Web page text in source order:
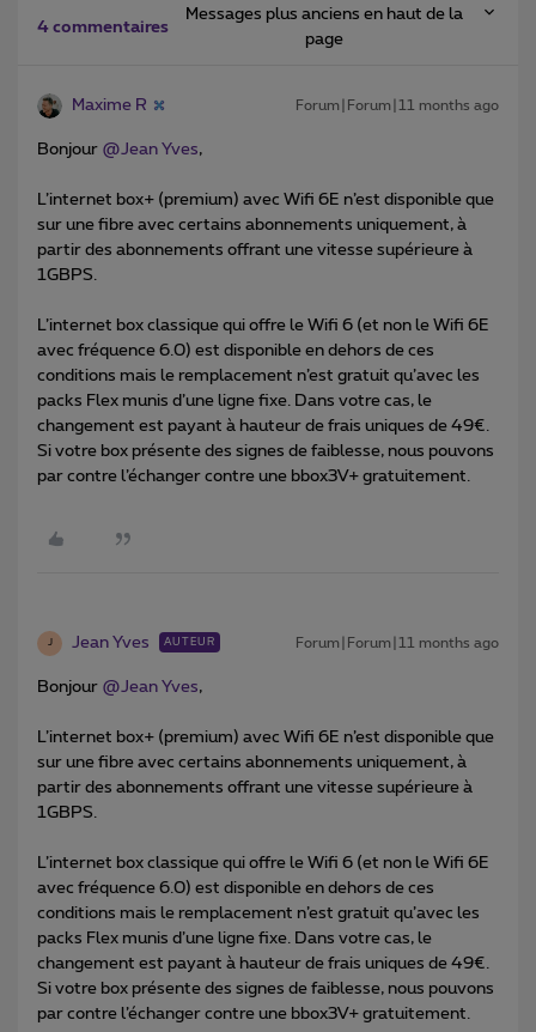
4 commentaires
Messages plus anciens en haut de la
page
Maxime R Forum|Forum|11 months ago
Bonjour ​ @Jean Yves,
L’internet box+ (premium) avec Wifi 6E n’est disponible que
sur une fibre avec certains abonnements uniquement, à
partir des abonnements offrant une vitesse supérieure à
1GBPS.
L’internet box classique qui offre le Wifi 6 (et non le Wifi 6E
avec fréquence 6.0) est disponible en dehors de ces
conditions mais le remplacement n’est gratuit qu’avec les
packs Flex munis d’une ligne fixe. Dans votre cas, le
changement est payant à hauteur de frais uniques de 49€.
Si votre box présente des signes de faiblesse, nous pouvons
par contre l’échanger contre une bbox3V+ gratuitement.
J Jean Yves AUTEUR Forum|Forum|11 months ago
Bonjour ​ @Jean Yves,
L’internet box+ (premium) avec Wifi 6E n’est disponible que
sur une fibre avec certains abonnements uniquement, à
partir des abonnements offrant une vitesse supérieure à
1GBPS.
L’internet box classique qui offre le Wifi 6 (et non le Wifi 6E
avec fréquence 6.0) est disponible en dehors de ces
conditions mais le remplacement n’est gratuit qu’avec les
packs Flex munis d’une ligne fixe. Dans votre cas, le
changement est payant à hauteur de frais uniques de 49€.
Si votre box présente des signes de faiblesse, nous pouvons
par contre l’échanger contre une bbox3V+ gratuitement.